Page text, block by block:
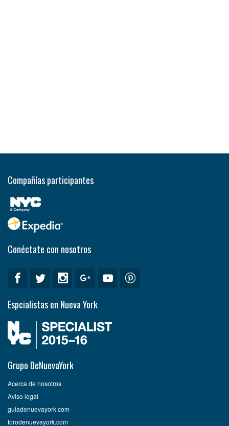
Compañías participantes
Conéctate con nosotros
Espcialistas en Nueva York
Grupo DeNuevaYork
Acerca de nosotros
Aviso legal
guiadenuevayork.com
forodenuevayork.com